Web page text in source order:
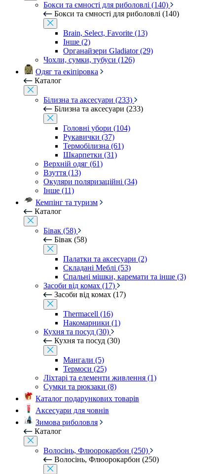
Бокси та ємності для риболовлі (140)
Бокси та ємності для риболовлі (140)
Brain, Select, Favorite (13)
Інше (2)
Органайзери Gladiator (29)
Чохли, сумки, тубуси (126)
Одяг та екіпіровка
Каталог
Білизна та аксесуари (233)
Білизна та аксесуари (233)
Головні убори (104)
Рукавички (37)
Термобілизна (61)
Шкарпетки (31)
Верхній одяг (61)
Взуття (13)
Окуляри поляризаційні (34)
Інше (11)
Кемпінг та туризм
Каталог
Бівак (58)
Бівак (58)
Палатки та аксесуари (2)
Складані Меблі (53)
Спальні мішки, каремати та інше (3)
Засоби від комах (17)
Засоби від комах (17)
Thermacell (16)
Накомарники (1)
Кухня та посуд (30)
Кухня та посуд (30)
Мангали (5)
Термоси (25)
Ліхтарі та елементи живлення (1)
Сумки та рюкзаки (8)
Каталог подарункових товарів
Аксесуари для човнів
Зимова риболовля
Каталог
Волосінь, Флюорокарбон (250)
Волосінь, Флюорокарбон (250)